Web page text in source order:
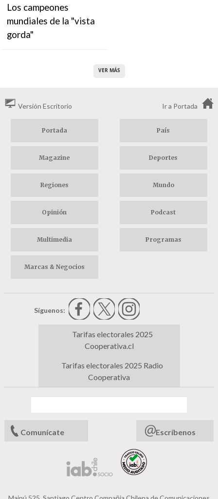
Los campeones
mundiales de la "vista
gorda"
VER MÁS
Versión Escritorio Ir a Portada
Portada País
Magazine Deportes
Regiones Mundo
Opinión Podcast
Multimedia Programas
Marcas & Negocios
Síguenos:
Tarifas electorales 2025
Cooperativa.cl
Tarifas electorales 2025 Radio
Cooperativa
Comunícate Escríbenos